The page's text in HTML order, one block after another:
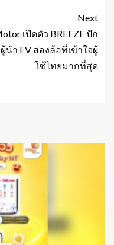
Next
เปิดตัว BREEZE ปัก
นำ EV สองล้อที่เข้าใจผู้
ใช้ไทยมากที่สุด